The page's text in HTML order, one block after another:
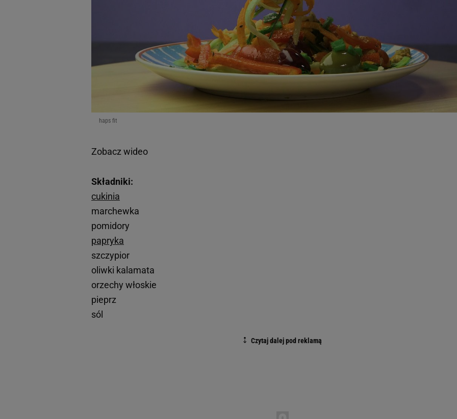
haps fit
Zobacz wideo
Składniki:
cukinia
marchewka
pomidory
papryka
szczypior
oliwki kalamata
orzechy włoskie
pieprz
sól